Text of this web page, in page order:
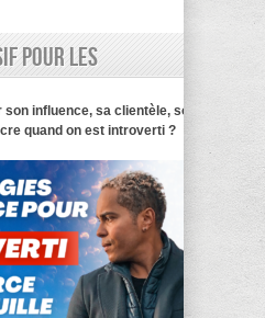
pour les
influence, sa clientèle, son
quand on est introverti ?